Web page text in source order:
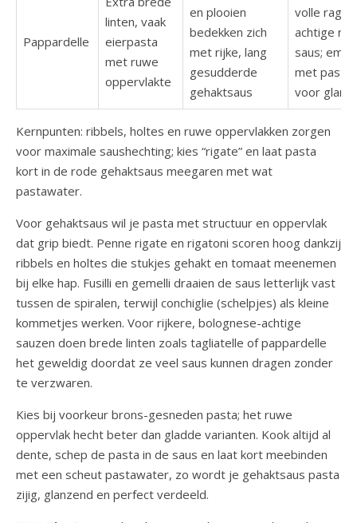
Pappardelle
linten, vaak
eierpasta
met ruwe
oppervlakte
en plooien
bedekken zich
met rijke, lang
gesudderde
gehaktsaus
volle ragù-
achtige
saus;
met
voor glans
Kernpunten: ribbels, holtes en ruwe oppervlakken zorgen
voor maximale saushechting; kies “rigate” en laat pasta
kort in de rode gehaktsaus meegaren met wat
pastawater.
Voor gehaktsaus wil je pasta met structuur en oppervlak
dat grip biedt. Penne rigate en rigatoni scoren hoog dankzij
ribbels en holtes die stukjes gehakt en tomaat meenemen
bij elke hap. Fusilli en gemelli draaien de saus letterlijk vast
tussen de spiralen, terwijl conchiglie (schelpjes) als kleine
kommetjes werken. Voor rijkere, bolognese-achtige
sauzen doen brede linten zoals tagliatelle of pappardelle
het geweldig doordat ze veel saus kunnen dragen zonder
te verzwaren.
Kies bij voorkeur brons-gesneden pasta; het ruwe
oppervlak hecht beter dan gladde varianten. Kook altijd al
dente, schep de pasta in de saus en laat kort meebinden
met een scheut pastawater, zo wordt je gehaktsaus pasta
zijig, glanzend en perfect verdeeld.